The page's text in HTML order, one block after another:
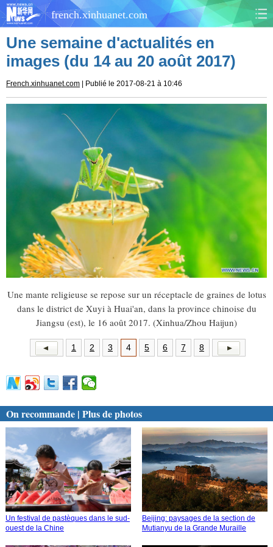
french.xinhuanet.com
CHINE MONDE
CULTURE SOCIÉTÉ
SANTÉ SPORTS
SCI&TECH PLANÈTE
TOURISME
DOSSIERS PHOTOS
VIDÉOS
Une semaine d'actualités en
images (du 14 au 20 août 2017)
French.xinhuanet.com | Publié le 2017-08-21 à 10:46
Une mante religieuse se repose sur un réceptacle de graines de lotus
dans le district de Xuyi à Huai'an, dans la province chinoise du
Jiangsu (est), le 16 août 2017. (Xinhua/Zhou Haijun)
1 2 3 4 5 6 7 8
On recommande | Plus de photos
Un festival de pastèques dans le sud-
ouest de la Chine
Beijing: paysages de la section de
Mutianyu de la Grande Muraille